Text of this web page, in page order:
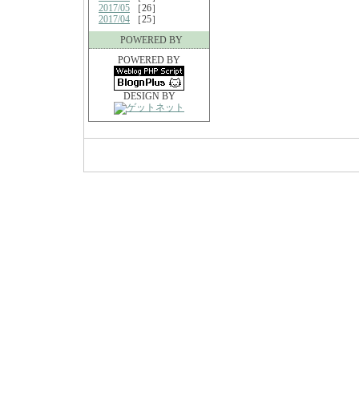
2017/05 ［26］
2017/04 ［25］
POWERED BY
POWERED BY
DESIGN BY